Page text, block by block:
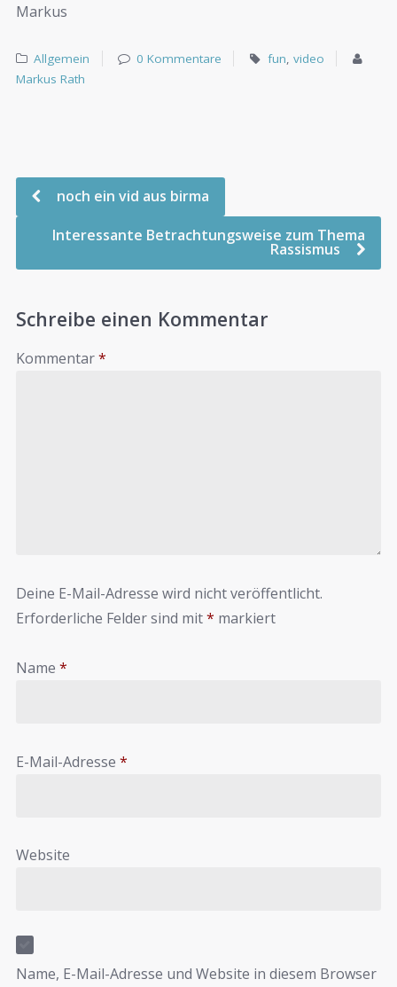
Markus
Allgemein 0 Kommentare fun, video
Markus Rath
noch ein vid aus birma
Interessante Betrachtungsweise zum Thema
Rassismus
Schreibe einen Kommentar
Kommentar*
Deine E-Mail-Adresse wird nicht veröffentlicht.
Erforderliche Felder sind mit* markiert
Name *
E-Mail-Adresse *
Website
Name, E-Mail-Adresse und Website in diesem Browser